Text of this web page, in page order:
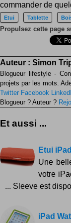
commander de
Etui Tablette
Propulsez cette page
Auteur : Simon
Blogueur lifestyle -
projets par les mots.
Twitter Facebook
Blogueur ? Auteur ?
Et aussi ...
Etui
Une
votre
... Sleeve est
iPad